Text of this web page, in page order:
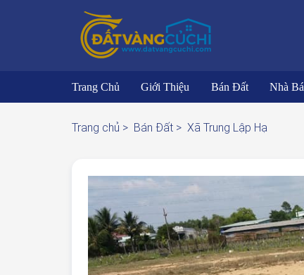
Trang Chủ Giới Thiệu Bán Đất Nhà
Trang chủ > Bán Đất > Xã Trung Lập Hạ